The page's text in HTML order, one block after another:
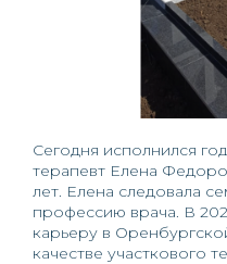
Сегодня исполнился
терапевт Елена
лет. Елена следовала
профессию врача. В
карьеру в
качестве участкового